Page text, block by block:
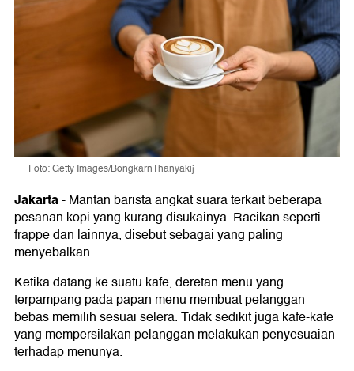
Foto: Getty Images/BongkarnThanyakij
Jakarta-Mantan barista angkat suara terkait beberapa
pesanan kopi yang kurang disukainya. Racikan seperti
frappe dan lainnya, disebut sebagai yang paling
menyebalkan.
Ketika datang ke suatu kafe, deretan menu yang
terpampang pada papan menu membuat pelanggan
bebas memilih sesuai selera. Tidak sedikit juga kafe-kafe
yang mempersilakan pelanggan melakukan penyesuaian
terhadap menunya.